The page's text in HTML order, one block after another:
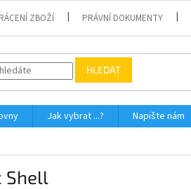
ZBOŽÍ PRÁVNÍ DOKUMENTY
HLEDAT
Jak vybrat ...? Napište nám
Shell